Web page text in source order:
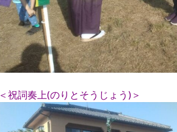
＜祝詞奏上(のりとそうじょう)＞